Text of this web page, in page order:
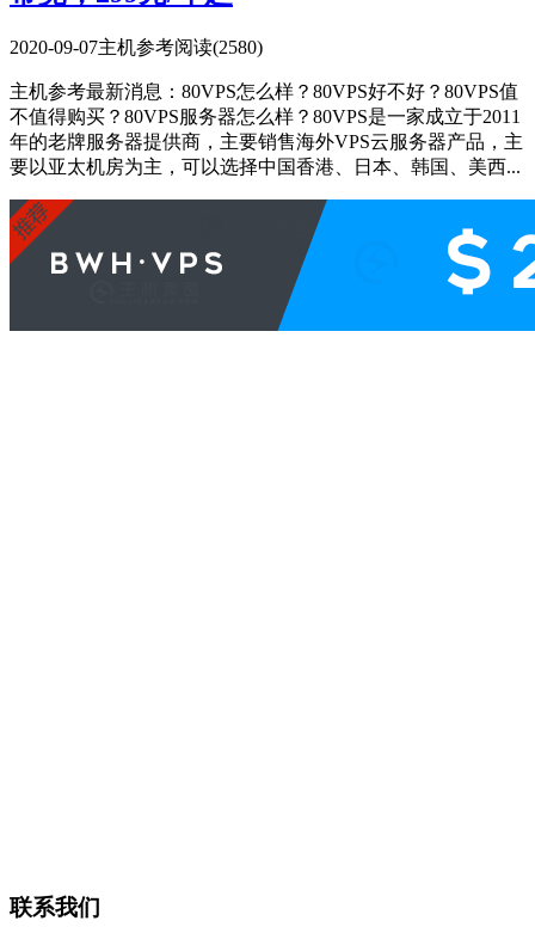
2020-09-07主机参考阅读(2580)
主机参考最新消息：80VPS怎么样？80VPS好不好？80VPS值
不值得购买？80VPS服务器怎么样？80VPS是一家成立于2011
年的老牌服务器提供商，主要销售海外VPS云服务器产品，主
要以亚太机房为主，可以选择中国香港、日本、韩国、美西...
联系我们